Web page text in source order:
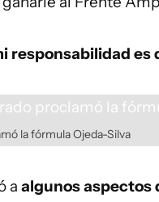
responsabilidad es
la fórmula Ojeda-Silva
a algunos aspectos